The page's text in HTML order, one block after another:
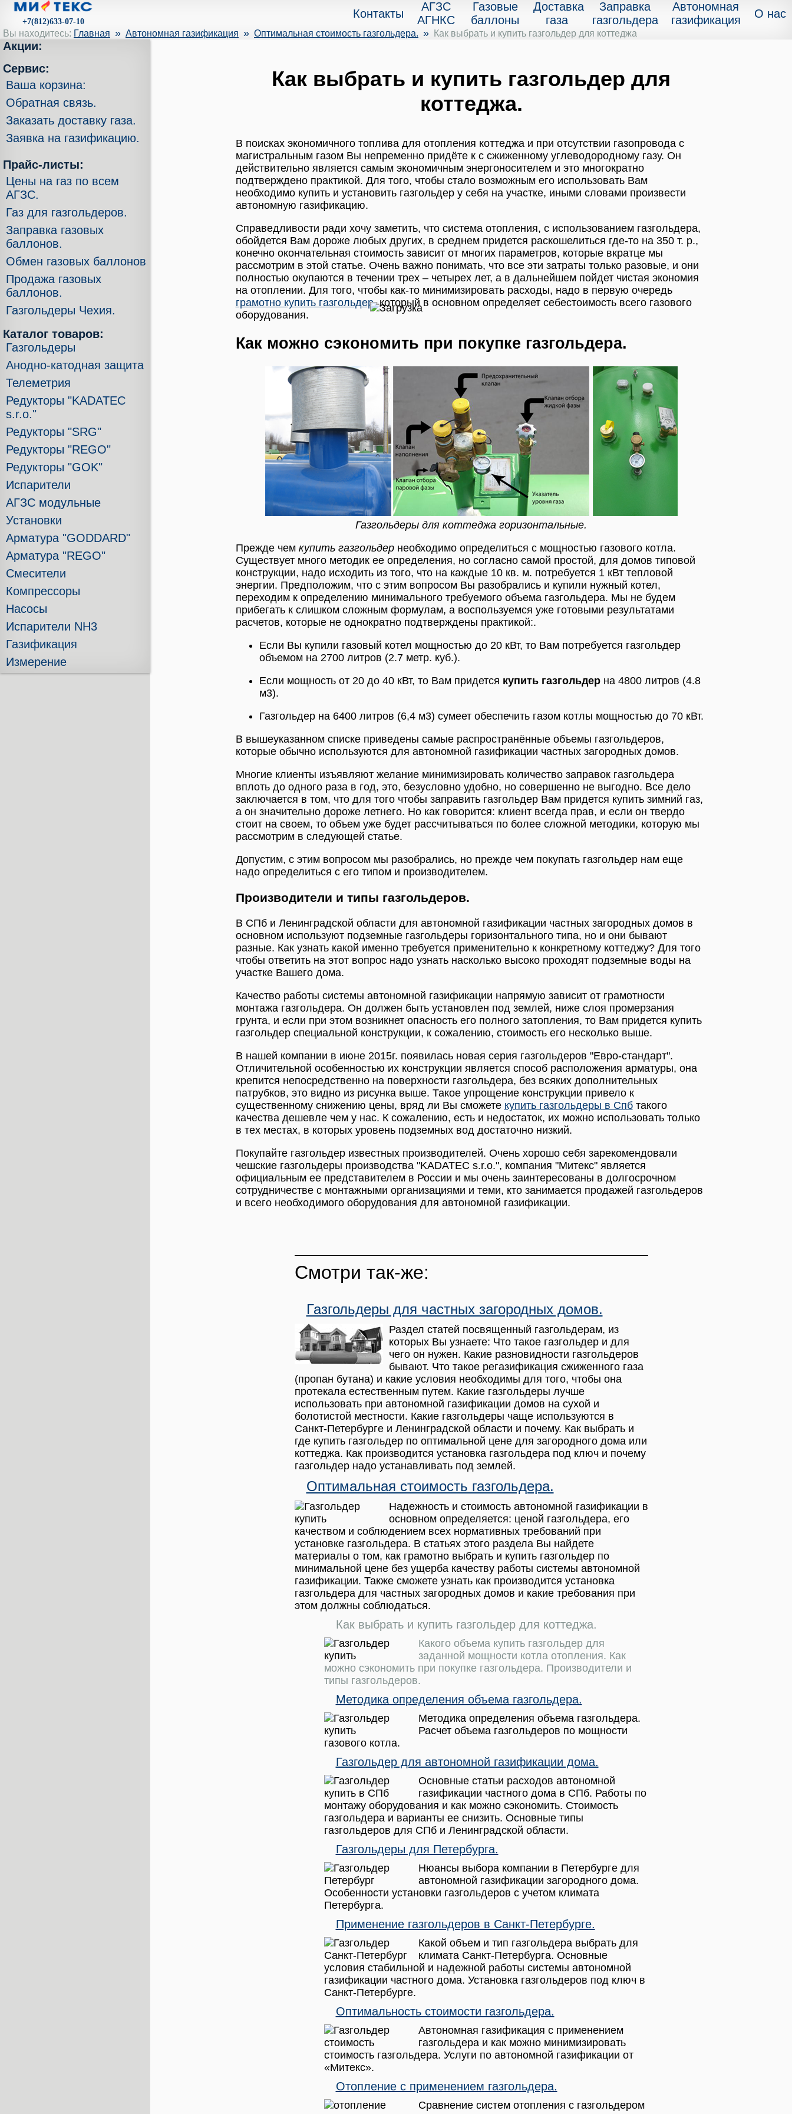
+7(812)633-07-10
Контакты
АГЗС
АГНКС
Газовые
баллоны
Доставка
газа
Заправка
газгольдера
Автономная
газификация
О нас
Вы находитесь: Главная » Автономная газификация » Оптимальная стоимость газгольдера. » Как выбрать и купить газгольдер для коттеджа
Как выбрать и купить газгольдер для
коттеджа.
В поисках экономичного топлива для отопления коттеджа и при отсутствии газопровода с
магистральным газом Вы непременно придёте к с сжиженному углеводородному газу. Он
действительно является самым экономичным энергоносителем и это многократно
подтверждено практикой. Для того, чтобы стало возможным его использовать Вам
необходимо купить и установить газгольдер у себя на участке, иными словами произвести
автономную газификацию.
Справедливости ради хочу заметить, что система отопления, с использованием газгольдера,
обойдется Вам дороже любых других, в среднем придется раскошелиться где-то на 350 т. р.,
конечно окончательная стоимость зависит от многих параметров, которые вкратце мы
рассмотрим в этой статье. Очень важно понимать, что все эти затраты только разовые, и они
полностью окупаются в течении трех – четырех лет, а в дальнейшем пойдет чистая экономия
на отоплении. Для того, чтобы как-то минимизировать расходы, надо в первую очередь
грамотно купить газгольдер, который в основном определяет себестоимость всего газового
оборудования.
Как можно сэкономить при покупке газгольдера.
Газгольдеры для коттеджа горизонтальные.
Прежде чем купить газгольдернеобходимо определиться с мощностью газового котла.
Существует много методик ее определения, но согласно самой простой, для домов типовой
конструкции, надо исходить из того, что на каждые 10 кв. м. потребуется 1 кВт тепловой
энергии. Предположим, что с этим вопросом Вы разобрались и купили нужный котел,
переходим к определению минимального требуемого объема газгольдера. Мы не будем
прибегать к слишком сложным формулам, а воспользуемся уже готовыми результатами
расчетов, которые не однократно подтверждены практикой:.
Если Вы купили газовый котел мощностью до 20 кВт, то Вам потребуется газгольдер
объемом на 2700 литров (2.7 метр. куб.).
Если мощность от 20 до 40 кВт, то Вам придется купить газгольдерна 4800 литров (4.8
м3).
Газгольдер на 6400 литров (6,4 м3) сумеет обеспечить газом котлы мощностью до 70 кВт.
В вышеуказанном списке приведены самые распространённые объемы газгольдеров,
которые обычно используются для автономной газификации частных загородных домов.
Многие клиенты изъявляют желание минимизировать количество заправок газгольдера
вплоть до одного раза в год, это, безусловно удобно, но совершенно не выгодно. Все дело
заключается в том, что для того чтобы заправить газгольдер Вам придется купить зимний газ,
а он значительно дороже летнего. Но как говорится: клиент всегда прав, и если он твердо
стоит на своем, то объем уже будет рассчитываться по более сложной методики, которую мы
рассмотрим в следующей статье.
Допустим, с этим вопросом мы разобрались, но прежде чем покупать газгольдер нам еще
надо определиться с его типом и производителем.
Производители и типы газгольдеров.
В СПб и Ленинградской области для автономной газификации частных загородных домов в
основном используют подземные газгольдеры горизонтального типа, но и они бывают
разные. Как узнать какой именно требуется применительно к конкретному коттеджу? Для того
чтобы ответить на этот вопрос надо узнать насколько высоко проходят подземные воды на
участке Вашего дома.
Качество работы системы автономной газификации напрямую зависит от грамотности
монтажа газгольдера. Он должен быть установлен под землей, ниже слоя промерзания
грунта, и если при этом возникнет опасность его полного затопления, то Вам придется купить
газгольдер специальной конструкции, к сожалению, стоимость его несколько выше.
В нашей компании в июне 2015г. появилась новая серия газгольдеров "Евро-стандарт".
Отличительной особенностью их конструкции является способ расположения арматуры, она
крепится непосредственно на поверхности газгольдера, без всяких дополнительных
патрубков, это видно из рисунка выше. Такое упрощение конструкции привело к
существенному снижению цены, вряд ли Вы сможете купить газгольдеры в Спбтакого
качества дешевле чем у нас. К сожалению, есть и недостаток, их можно использовать только
в тех местах, в которых уровень подземных вод достаточно низкий.
Покупайте газгольдер известных производителей. Очень хорошо себя зарекомендовали
чешские газгольдеры производства "KADATEC s.r.o.", компания "Митекс" является
официальным ее представителем в России и мы очень заинтересованы в долгосрочном
сотрудничестве с монтажными организациями и теми, кто занимается продажей газгольдеров
и всего необходимого оборудования для автономной газификации.
Смотри так-же:
Газгольдеры для частных загородных домов.
Раздел статей посвященный газгольдерам, из
которых Вы узнаете: Что такое газгольдер и для
чего он нужен. Какие разновидности газгольдеров
бывают. Что такое регазификация сжиженного газа
(пропан бутана) и какие условия необходимы для того, чтобы она
протекала естественным путем. Какие газгольдеры лучше
использовать при автономной газификации домов на сухой и
болотистой местности. Какие газгольдеры чаще используются в
Санкт-Петербурге и Ленинградской области и почему. Как выбрать и
где купить газгольдер по оптимальной цене для загородного дома или
коттеджа. Как производится установка газгольдера под ключ и почему
газгольдер надо устанавливать под землей.
Оптимальная стоимость газгольдера.
Надежность и стоимость автономной газификации в
основном определяется: ценой газгольдера, его
качеством и соблюдением всех нормативных требований при
установке газгольдера. В статьях этого раздела Вы найдете
материалы о том, как грамотно выбрать и купить газгольдер по
минимальной цене без ущерба качеству работы системы автономной
газификации. Также сможете узнать как производится установка
газгольдера для частных загородных домов и какие требования при
этом должны соблюдаться.
Как выбрать и купить газгольдер для коттеджа.
Какого объема купить газгольдер для
заданной мощности котла отопления. Как
можно сэкономить при покупке газгольдера. Производители и
типы газгольдеров.
Методика определения объема газгольдера.
Методика определения объема газгольдера.
Расчет объема газгольдеров по мощности
газового котла.
Газгольдер для автономной газификации дома.
Основные статьи расходов автономной
газификации частного дома в СПб. Работы по
монтажу оборудования и как можно сэкономить. Стоимость
газгольдера и варианты ее снизить. Основные типы
газгольдеров для СПб и Ленинградской области.
Газгольдеры для Петербурга.
Нюансы выбора компании в Петербурге для
автономной газификации загородного дома.
Особенности установки газгольдеров с учетом климата
Петербурга.
Применение газгольдеров в Санкт-Петербурге.
Какой объем и тип газгольдера выбрать для
климата Санкт-Петербурга. Основные
условия стабильной и надежной работы системы автономной
газификации частного дома. Установка газгольдеров под ключ в
Санкт-Петербурге.
Оптимальность стоимости газгольдера.
Автономная газификация с применением
газгольдера и как можно минимизировать
стоимость газгольдера. Услуги по автономной газификации от
«Митекс».
Отопление с применением газгольдера.
Сравнение систем отопления с газгольдером
Акции:
Сервис:
Ваша корзина:
Обратная связь.
Заказать доставку газа.
Заявка на газификацию.
Прайс-листы:
Цены на газ по всем
АГЗС.
Газ для газгольдеров.
Заправка газовых
баллонов.
Обмен газовых баллонов.
Продажа газовых
баллонов.
Газгольдеры Чехия.
Каталог товаров:
Газгольдеры
Анодно-катодная защита
Телеметрия
Редукторы "KADATEC
s.r.o."
Редукторы "SRG"
Редукторы "REGO"
Редукторы "GOK"
Испарители
АГЗС модульные
Установки
Арматура "GODDARD"
Арматура "REGO"
Смесители
Компрессоры
Насосы
Испарители NH3
Газификация
Измерение